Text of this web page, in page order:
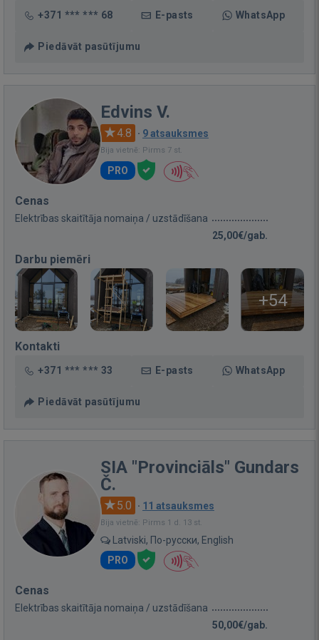
+371 *** *** 68 E-pasts WhatsApp
Piedāvāt pasūtījumu
Edvins V.
4.8 · 9 atsauksmes
Bija vietnē: Pirms 7 st.
PRO
Cenas
Elektrības skaitītāja nomaiņa / uzstādīšana
25,00€/gab.
Darbu piemēri
+54
Kontakti
+371 *** *** 33 E-pasts WhatsApp
Piedāvāt pasūtījumu
SIA "Provinciāls" Gundars
Č.
5.0 · 11 atsauksmes
Bija vietnē: Pirms 1 d. 13 st.
Latviski, По-русски, English
PRO
Cenas
Elektrības skaitītāja nomaiņa / uzstādīšana
50,00€/gab.